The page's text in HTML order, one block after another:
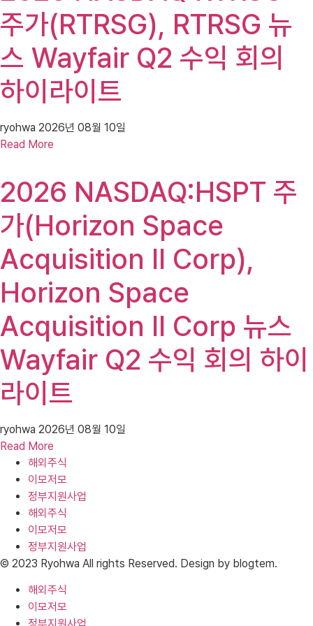
주가(RTRSG), RTRSG 뉴
스 Wayfair Q2 수익 회의
하이라이트
ryohwa 2026년 08월 10일
Read More
2026 NASDAQ:HSPT 주
가(Horizon Space
Acquisition II Corp),
Horizon Space
Acquisition II Corp 뉴스
Wayfair Q2 수익 회의 하이
라이트
ryohwa 2026년 08월 10일
Read More
해외주식
이모저모
정부지원사업
해외주식
이모저모
정부지원사업
© 2023 Ryohwa All rights Reserved. Design by blogtem.
해외주식
이모저모